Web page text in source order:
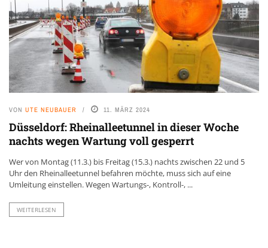
VON UTE NEUBAUER 11. MÄRZ 2024
Düsseldorf: Rheinalleetunnel in dieser Woche
nachts wegen Wartung voll gesperrt
Wer von Montag (11.3.) bis Freitag (15.3.) nachts zwischen 22 und 5
Uhr den Rheinalleetunnel befahren möchte, muss sich auf eine
Umleitung einstellen. Wegen Wartungs-, Kontroll-, ...
WEITERLESEN